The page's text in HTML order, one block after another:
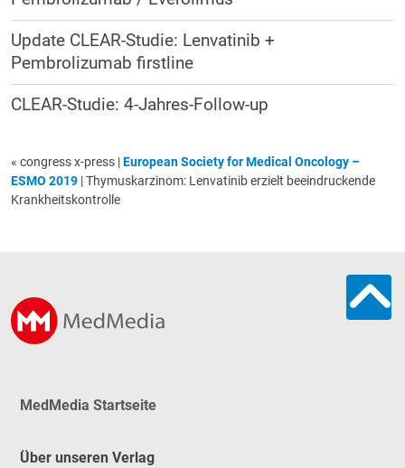
Update CLEAR-Studie: Lenvatinib +
Pembrolizumab firstline
CLEAR-Studie: 4-Jahres-Follow-up
« congress x-press |European Society for Medical Oncology –
ESMO 2019| Thymuskarzinom: Lenvatinib erzielt beeindruckende
Krankheits­kontrolle
MedMedia Startseite
Über unseren Verlag